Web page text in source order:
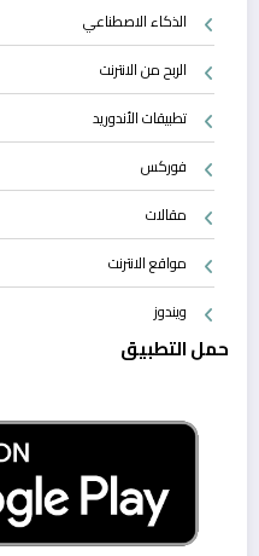
الذكاء الاصطناعي
الربح من الانترنت
تطبيقات الأندوريد
فوركس
مقالات
مواقع الانترنت
ويندوز
حمل التطبيق